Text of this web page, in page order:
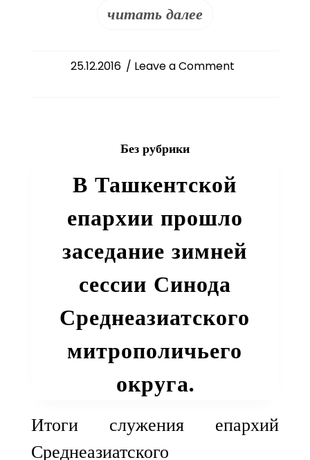
читать далее
25.12.2016 / Leave a Commenton
в
храме
Без рубрики
В Ташкентской
епархии прошло
заседание зимней
сессии Синода
Среднеазиатского
митрополичьего
округа.
Итоги служения епархий
Среднеазиатского